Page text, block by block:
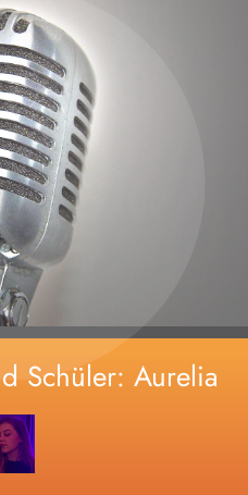
und
live
und Schüler
Schüler: Aurelia